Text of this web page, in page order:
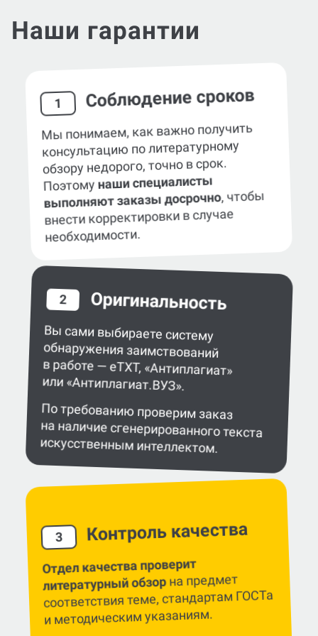
Наши гарантии
1 Соблюдение сроков
Мы понимаем, как важно получить
консультацию по литературному
обзору недорого, точно в срок.
Поэтомунаши специалисты
выполняют заказы досрочно, чтобы
внести корректировки в случае
необходимости.
2 Оригинальность
Вы сами выбираете систему
обнаружения заимствований
в работе — eTXT, «Антиплагиат»
или «Антиплагиат.ВУЗ».
По требованию проверим заказ
на наличие сгенерированного текста
искусственным интеллектом.
3 Контроль качества
Отдел качества проверит
литературный обзорна предмет
соответствия теме, стандартам ГОСТа
и методическим указаниям.